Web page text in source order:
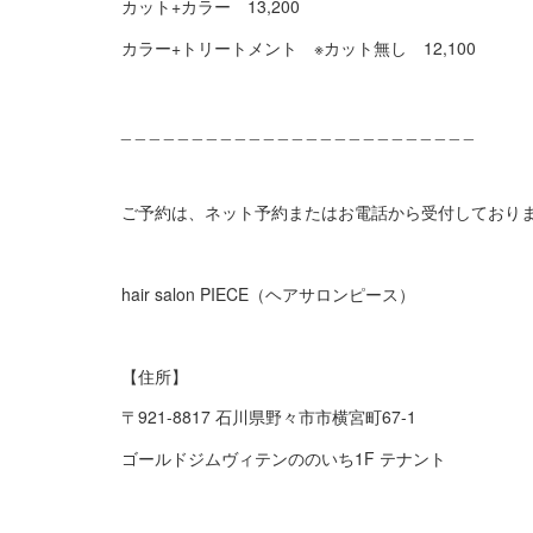
カット+カラー 13,200
カラー+トリートメント ※カット無し 12,100
ご予約は、ネット予約またはお電話から受付しており
hair salon PIECE（ヘアサロンピース）
【住所】
〒921-8817 石川県野々市市横宮町67-1
ゴールドジムヴィテンののいち1F テナント